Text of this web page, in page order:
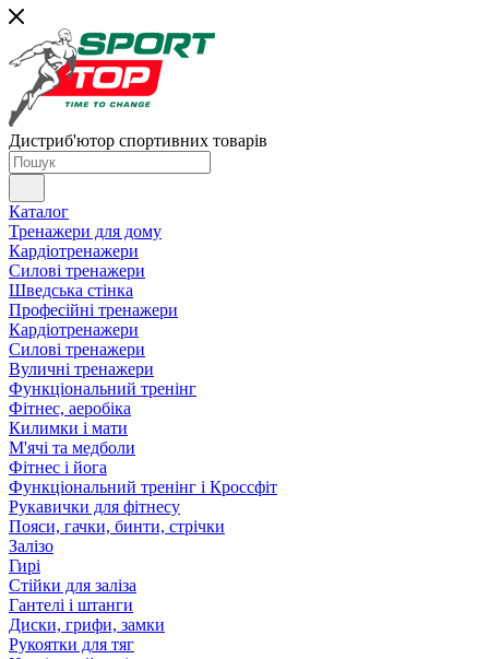
Дистриб'ютор спортивних товарів
Каталог
Тренажери для дому
Кардіотренажери
Силові тренажери
Шведська стінка
Професійні тренажери
Кардіотренажери
Силові тренажери
Вуличні тренажери
Функціональний тренінг
Фітнес, аеробіка
Килимки і мати
М'ячі та медболи
Фітнес і йога
Функціональний тренінг і Кроссфіт
Рукавички для фітнесу
Пояси, гачки, бинти, стрічки
Залізо
Гирі
Стійки для заліза
Гантелі і штанги
Диски, грифи, замки
Рукоятки для тяг